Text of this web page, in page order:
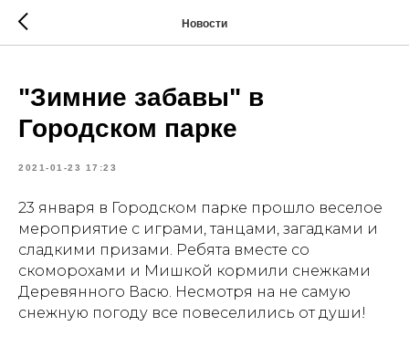
Новости
"Зимние забавы" в
Городском парке
2021-01-23 17:23
23 января в Городском парке прошло веселое
мероприятие с играми, танцами, загадками и
сладкими призами. Ребята вместе со
скоморохами и Мишкой кормили снежками
Деревянного Васю. Несмотря на не самую
снежную погоду все повеселились от души!